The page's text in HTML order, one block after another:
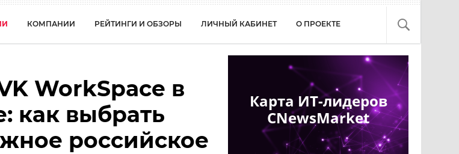
КОМПАНИИ РЕЙТИНГИ И ОБЗОРЫ ЛИЧНЫЙ КАБИНЕТ О ПРОЕКТЕ
WorkSpace в
как выбрать
российское
Карта ИТ-лидеров
CNewsMarket